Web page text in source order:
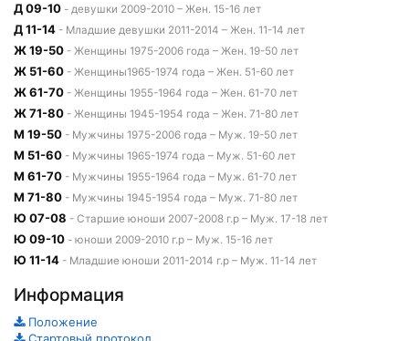
Д 09-10 - девушки 2009-2010 – Жен. 15-16 лет
Д 11-14 - Младшие девушки 2011-2014 – Жен. 11-14 лет
Ж 19-50 - Женщины 1975-2006 года – Жен. 19-50 лет
Ж 51-60 - Женщины1965-1974 года – Жен. 51-60 лет
Ж 61-70 - Женщины 1955-1964 года – Жен. 61-70 лет
Ж 71-80 - Женщины 1945-1954 года – Жен. 71-80 лет
М 19-50 - Мужчины 1975-2006 года – Муж. 19-50 лет
М 51-60 - Мужчины 1965-1974 года – Муж. 51-60 лет
М 61-70 - Мужчины 1955-1964 года – Муж. 61-70 лет
М 71-80 - Мужчины 1945-1954 года – Муж. 71-80 лет
Ю 07-08 - Старшие юноши 2007-2008 г.р – Муж. 17-18 лет
Ю 09-10 - юноши 2009-2010 г.р – Муж. 15-16 лет
Ю 11-14 - Младшие юноши 2011-2014 г.р – Муж. 11-14 лет
Информация
Положение